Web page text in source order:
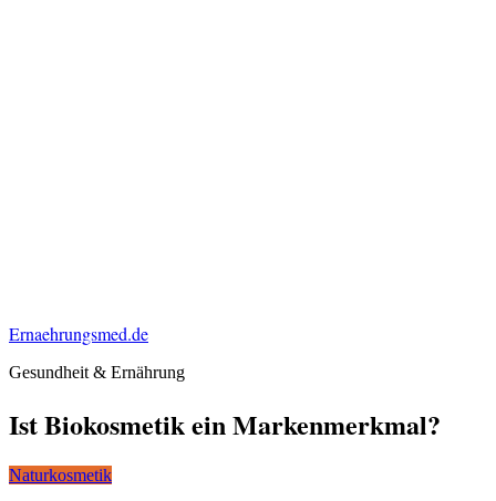
Ernaehrungsmed.de
Gesundheit & Ernährung
Ist Biokosmetik ein Markenmerkmal?
Naturkosmetik